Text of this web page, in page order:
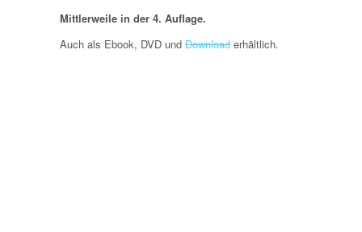
Mittlerweile in der 4. Auflage.
Auch als Ebook, DVD und Download erhältlich.